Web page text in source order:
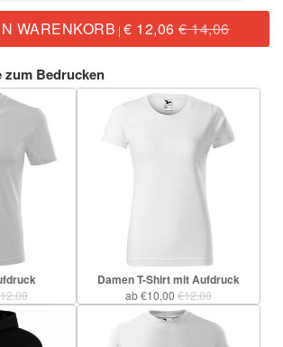
WARENKORB |€ 12,06€ 14,06
zum Bedrucken
Damen T-Shirt mit Aufdruck
ab €10,00 €12,00